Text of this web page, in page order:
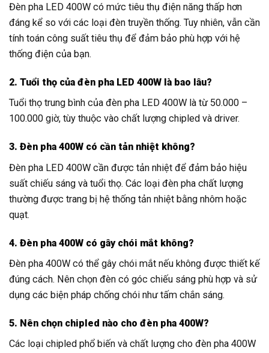
Đèn pha LED 400W có mức tiêu thụ điện năng thấp hơn
đáng kể so với các loại đèn truyền thống. Tuy nhiên, vẫn cần
tính toán công suất tiêu thụ để đảm bảo phù hợp với hệ
thống điện của bạn.
2. Tuổi thọ của đèn pha LED 400W là bao lâu?
Tuổi thọ trung bình của đèn pha LED 400W là từ 50.000 –
100.000 giờ, tùy thuộc vào chất lượng chipled và driver.
3. Đèn pha 400W có cần tản nhiệt không?
Đèn pha LED 400W cần được tản nhiệt để đảm bảo hiệu
suất chiếu sáng và tuổi thọ. Các loại đèn pha chất lượng
thường được trang bị hệ thống tản nhiệt bằng nhôm hoặc
quạt.
4. Đèn pha 400W có gây chói mắt không?
Đèn pha 400W có thể gây chói mắt nếu không được thiết kế
đúng cách. Nên chọn đèn có góc chiếu sáng phù hợp và sử
dụng các biện pháp chống chói như tấm chắn sáng.
5. Nên chọn chipled nào cho đèn pha 400W?
Các loại chipled phổ biến và chất lượng cho đèn pha 400W